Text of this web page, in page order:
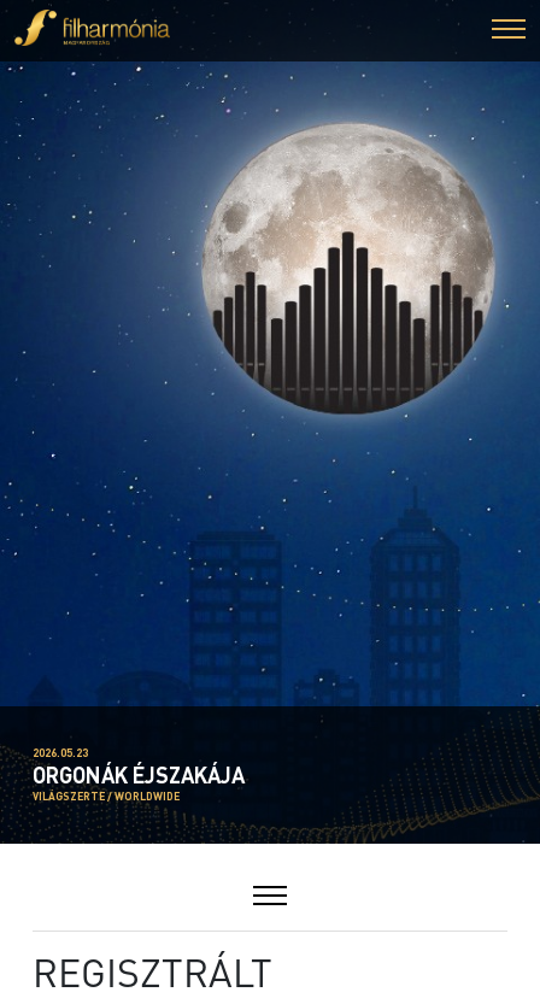
2026.05.23
ORGONÁK ÉJSZAKÁJA
VILÁGSZERTE / WORLDWIDE
REGISZTRÁLT